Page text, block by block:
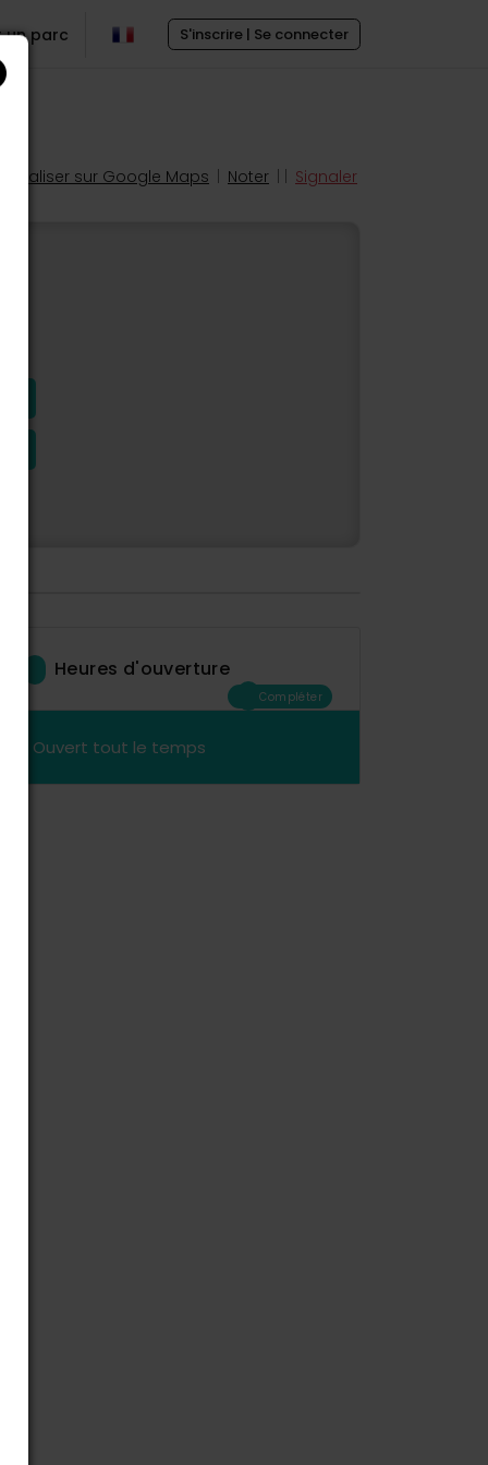
S'inscrire | Se connecter
un parc
Localiser sur Google Maps Noter Signaler
Heures d'ouverture
Compléter
Ouvert tout le temps